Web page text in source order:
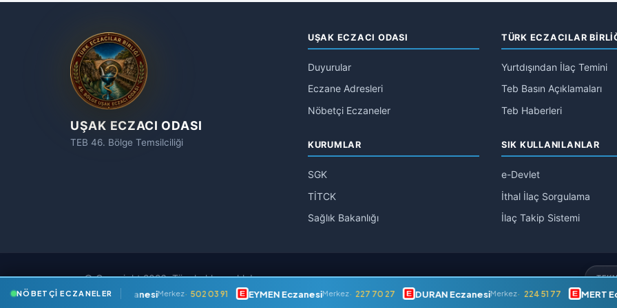
NÖBETÇI ECZANELERMERT EczanesiMerkez 502 03 91 EYMEN EczanesiMerkez 227 70 27 DURAN EczanesiMerkez 224 51 77 MERT
UŞAK ECZACI ODASI
TEB 46. Bölge Temsilciliği
UŞAK ECZACI ODASI
Duyurular
Eczane Adresleri
Nöbetçi Eczaneler
TÜRK ECZACILAR
Yurtdışından İlaç Temini
Teb Basın Açıklamaları
Teb Haberleri
KURUMLAR
SGK
TİTCK
Sağlık Bakanlığı
SIK KULLANILANLAR
e-Devlet
İthal İlaç Sorgulama
İlaç Takip Sistemi
© Copyright 2026, Tüm hakları saklıdır.